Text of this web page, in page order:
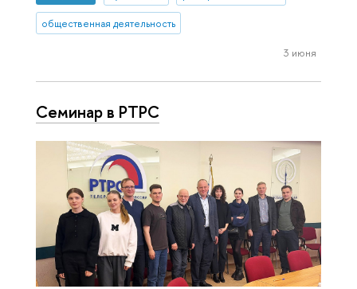
общественная деятельность
3 июня
Семинар в РТРС